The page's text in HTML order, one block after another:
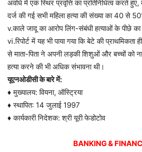
अवधि में एक स्थिर प्रवृत्ति का प्रतिनिधित्व करते हुए,
दर्ज की गई सभी महिला हत्या की संख्या का 40 से
v.काले जादू का आरोप लिंग-संबंधी हत्याओं के पीछे
vi.रिपोर्ट में यह भी पाया गया कि बेटे की
से माता-पिता ने अपनी लड़की शिशुओं और बच्चों को
हत्या करने की भी अधिक संभावना थी।
यूएनओडीसी के बारे में:
♦ मुख्यालय: वियना, ऑस्ट्रिया
♦ स्थापित: 14 जुलाई 1997
♦ कार्यकारी निदेशक: श्री यूरी फेडोटोव
BANKING &